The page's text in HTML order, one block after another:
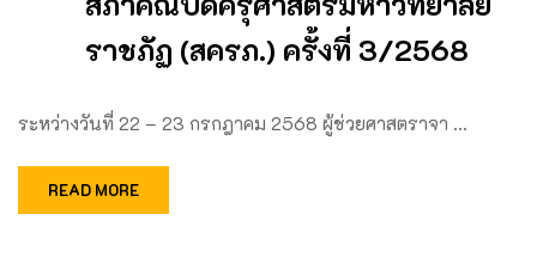
ราชภัฏ (สครภ.) ครั้งที่ 3/2568
ระหว่างวันที่ 22 – 23 กรกฎาคม 2568 ผู้ช่วยศาสตราจา …
READ MORE